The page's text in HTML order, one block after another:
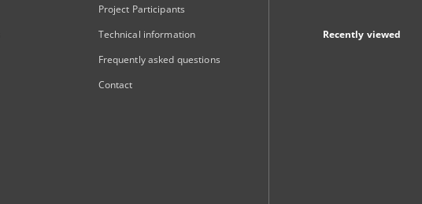
Project Participants
Technical information
Frequently asked questions
Contact
Recently viewed